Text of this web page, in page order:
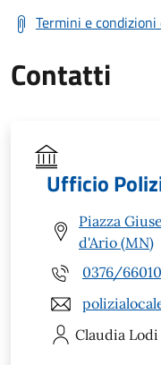
Termini e
Contatti
Ufficio
Piazza
d'Ario (MN)
0376/
Claudia Lodi